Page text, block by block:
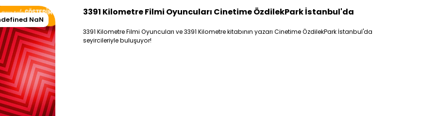
NaN
3391 Kilometre Filmi Oyuncuları Cinetime ÖzdilekPark İstanbul'da
3391 Kilometre Filmi Oyuncuları ve 3391 Kilometre kitabının yazarı Cinetime ÖzdilekPark İstanbul'da
seyircileriyle buluşuyor!